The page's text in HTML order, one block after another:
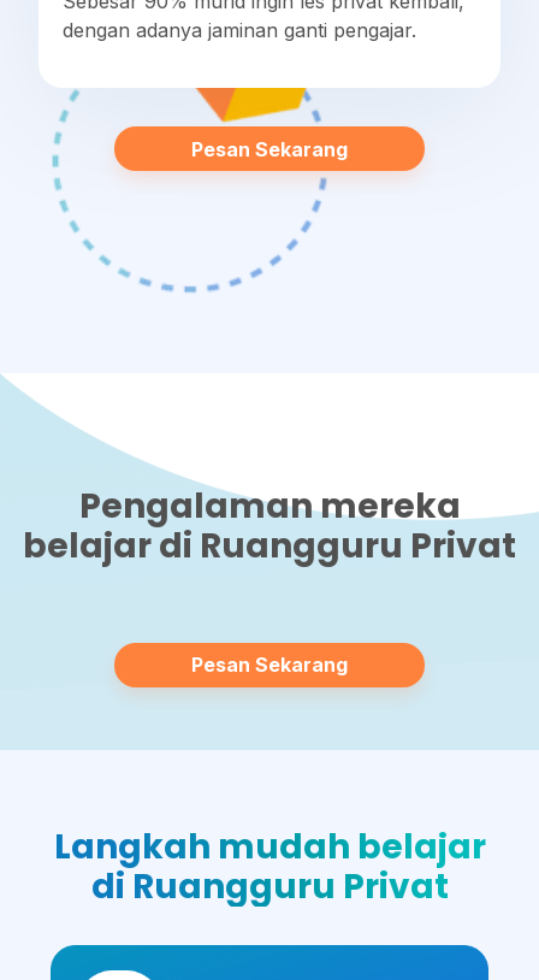
dengan adanya jaminan ganti pengajar.
Pesan Sekarang
Pengalaman mereka
belajar di Ruangguru Privat
Pesan Sekarang
Langkah mudah belajar
di Ruangguru Privat